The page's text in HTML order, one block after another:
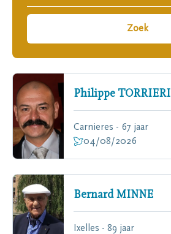
Zoek
Philippe TORRIERI
Carnieres - 67 jaar
04/08/2026
Bernard MINNE
Ixelles - 89 jaar